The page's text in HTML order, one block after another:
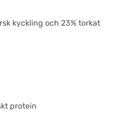
kyckling och 23% torkat
protein